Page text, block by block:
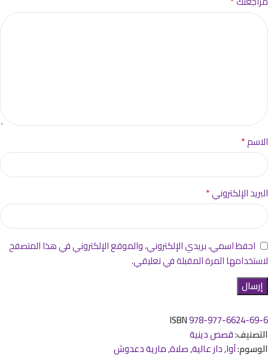
الاسم*
البريد الإلكتروني*
احفظ اسمي، بريدي الإلكتروني، والموقع الإلكتروني في هذا المتصفح
لاستخدامها المرة المقبلة في تعليقي.
ISBN978-977-6624-69-6
التصنيف:قصص دينية
الوسوم:آوا,دار عالية,صلاة,مارية دعدوش